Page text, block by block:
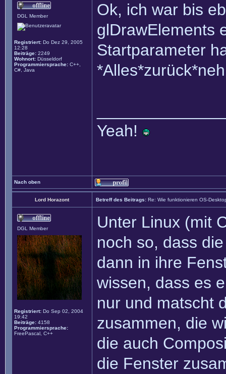
DGL Member
Registriert: Do Dez 29, 2005
12:28
Beiträge: 2249
Wohnort: Düsseldorf
Programmiersprache: C++,
C#, Java
Ok, ich war bis
glDrawElements
Startparameter
Yeah!
Nach oben
Lord Horazont Betreff des Beitrags: Re: Wie funktionieren OS-
DGL Member
Registriert: Do Sep 02, 2004
19:42
Beiträge: 4158
Programmiersprache:
FreePascal, C++
Unter Linux (mit
noch so, dass
dann in ihre
wissen, dass es
nur und matscht
zusammen, die
die auch
die Fenster